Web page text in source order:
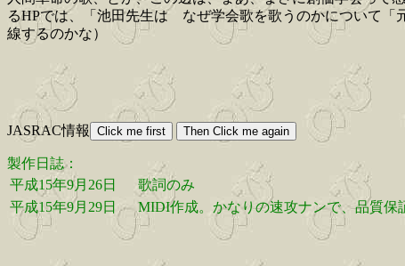
るHPでは、「池田先生は なぜ学会歌を歌うのかについて「
線するのかな）
JASRAC情報
製作日誌：
平成15年9月26日
歌詞のみ
平成15年9月29日
MIDI作成。かなりの速攻ナンで、品質保